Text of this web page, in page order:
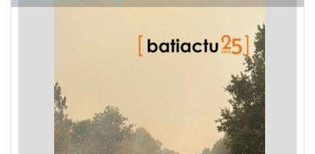
les incendies en Gironde